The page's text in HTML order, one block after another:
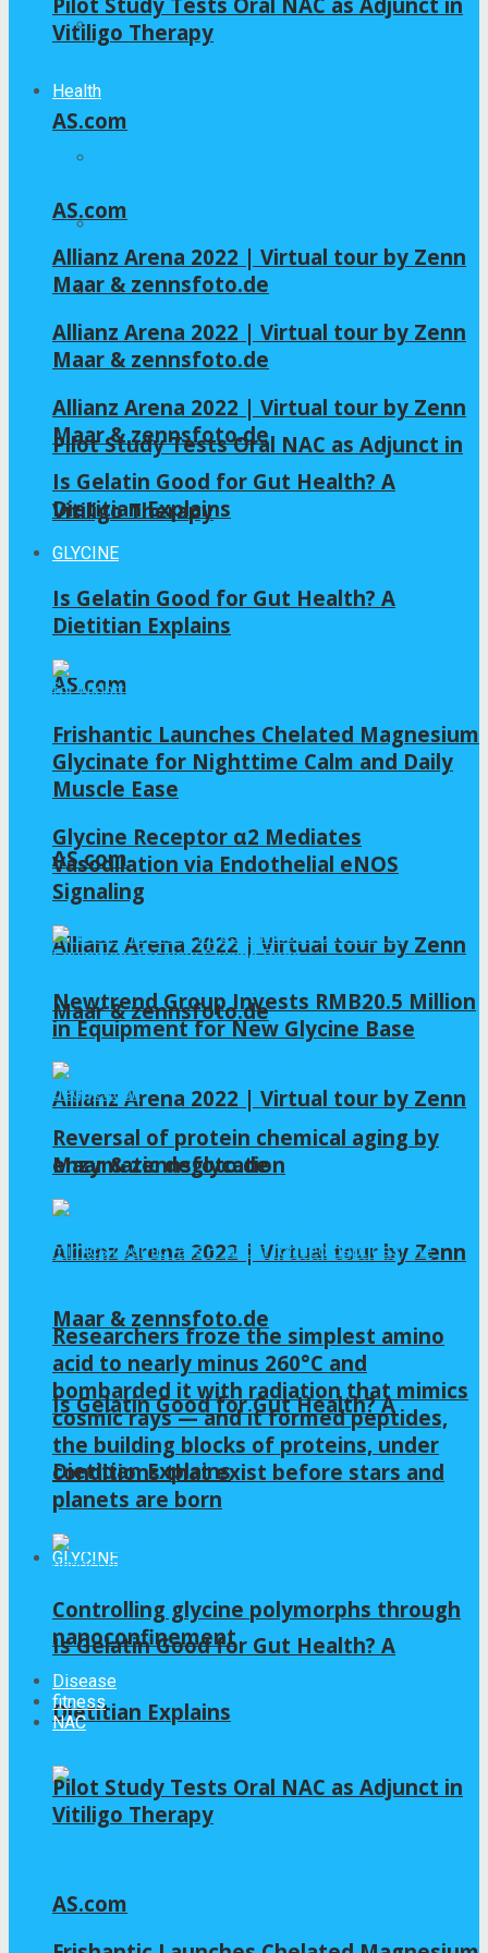
Home – Layout 5
Health
GLYCINE
NAC
Pilot Study Tests Oral NAC as Adjunct in
Vitiligo Therapy
AS.com
AS.com
Allianz Arena 2022 | Virtual tour by Zenn
Maar & zennsfoto.de
Allianz Arena 2022 | Virtual tour by Zenn
Maar & zennsfoto.de
Allianz Arena 2022 | Virtual tour by Zenn
Maar & zennsfoto.de
Is Gelatin Good for Gut Health? A
Dietitian Explains
GLYCINE
Is Gelatin Good for Gut Health? A
Dietitian Explains
Vitiligo Therapy
AS.com
AS.com
Allianz Arena 2022 | Virtual tour by Zenn
Maar & zennsfoto.de
Allianz Arena 2022 | Virtual tour by Zenn
Maar & zennsfoto.de
Allianz Arena 2022 | Virtual tour by Zenn
Maar & zennsfoto.de
Is Gelatin Good for Gut Health? A
Dietitian Explains
GLYCINE
Is Gelatin Good for Gut Health? A
Dietitian Explains
Frishantic Launches Chelated Magnesium
Glycinate for Nighttime Calm and Daily
Muscle Ease
Glycine Receptor α2 Mediates
Vasodilation via Endothelial eNOS
Signaling
Newtrend Group Invests RMB20.5 Million
in Equipment for New Glycine Base
Reversal of protein chemical aging by
enzymatic deglycation
Researchers froze the simplest amino
acid to nearly minus 260°C and
bombarded it with radiation that mimics
cosmic rays — and it formed peptides,
the building blocks of proteins, under
conditions that exist before stars and
planets are born
Controlling glycine polymorphs through
nanoconfinement
Disease
fitness
NAC
Pilot Study Tests Oral NAC as Adjunct in
Vitiligo Therapy
AS.com